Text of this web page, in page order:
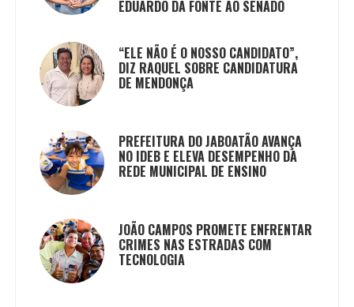
EDUARDO DA FONTE AO SENADO
“ELE NÃO É O NOSSO CANDIDATO”,
DIZ RAQUEL SOBRE CANDIDATURA
DE MENDONÇA
PREFEITURA DO JABOATÃO AVANÇA
NO IDEB E ELEVA DESEMPENHO DA
REDE MUNICIPAL DE ENSINO
JOÃO CAMPOS PROMETE ENFRENTAR
CRIMES NAS ESTRADAS COM
TECNOLOGIA